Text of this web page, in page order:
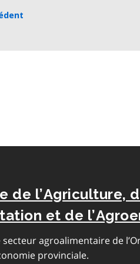
de l’Agriculture,
et de
agroalimentaire de
provinciale.